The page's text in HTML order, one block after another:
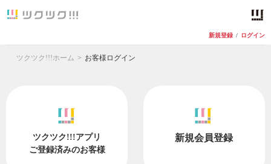
新規登録 / ログイン
ツクツク!!!ホーム お客様ログイン
ツクツク!!!アプリ
ご登録済みのお客様
新規会員登録